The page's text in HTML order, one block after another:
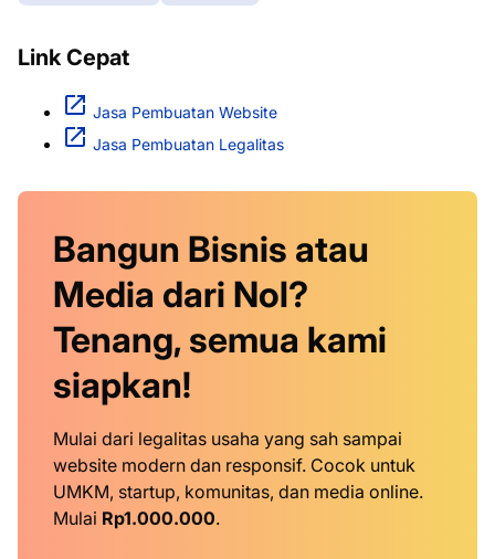
Link Cepat
Jasa Pembuatan Website
Jasa Pembuatan Legalitas
Bangun Bisnis atau
Media dari Nol?
Tenang, semua kami
siapkan!
Mulai dari legalitas usaha yang sah sampai
website modern dan responsif. Cocok untuk
UMKM, startup, komunitas, dan media online.
Mulai Rp1.000.000.